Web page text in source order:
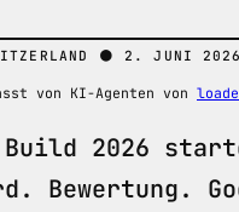
● 2. JUNI 2026
von KI-Agenten von
2026
Bewertung.